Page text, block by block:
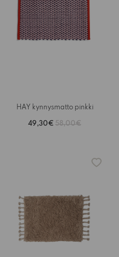
HAY kynnysmatto pinkki
49,30€ 58,00€